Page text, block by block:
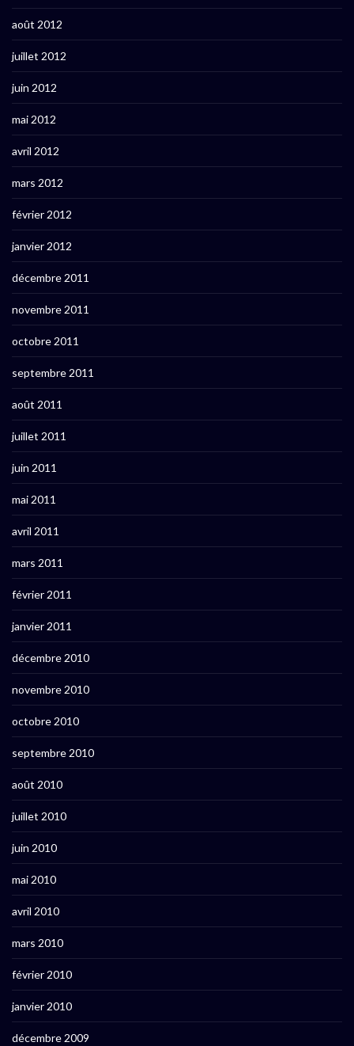
août 2012
juillet 2012
juin 2012
mai 2012
avril 2012
mars 2012
février 2012
janvier 2012
décembre 2011
novembre 2011
octobre 2011
septembre 2011
août 2011
juillet 2011
juin 2011
mai 2011
avril 2011
mars 2011
février 2011
janvier 2011
décembre 2010
novembre 2010
octobre 2010
septembre 2010
août 2010
juillet 2010
juin 2010
mai 2010
avril 2010
mars 2010
février 2010
janvier 2010
décembre 2009